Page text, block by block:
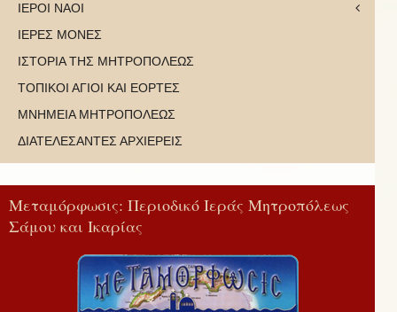
ΙΕΡΟΙ ΝΑΟΙ
ΙΕΡΕΣ ΜΟΝΕΣ
ΙΣΤΟΡΙΑ ΤΗΣ ΜΗΤΡΟΠΟΛΕΩΣ
ΤΟΠΙΚΟΙ ΑΓΙΟΙ ΚΑΙ ΕΟΡΤΕΣ
ΜΝΗΜΕΙΑ ΜΗΤΡΟΠΟΛΕΩΣ
ΔΙΑΤΕΛΕΣΑΝΤΕΣ ΑΡΧΙΕΡΕΙΣ
Μεταμόρφωσις: Περιοδικό Ιεράς Μητροπόλεως
Σάμου και Ικαρίας